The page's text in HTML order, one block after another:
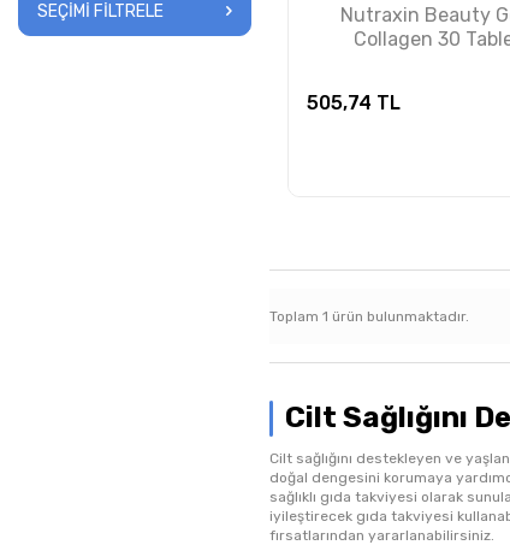
SEÇIMI FILTRELE
Nutraxin Beauty
Collagen 30
505,74 TL
Toplam 1 ürün bulunmaktadır.
Cilt Sağlığını
Cilt sağlığını destekleyen ve
doğal dengesini korumaya
sağlıklı gıda takviyesi olarak
iyileştirecek gıda takviyesi
fırsatlarından yararlanabilirsiniz.